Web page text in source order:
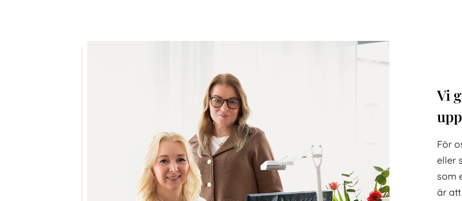
Vi
För
eller
som
är